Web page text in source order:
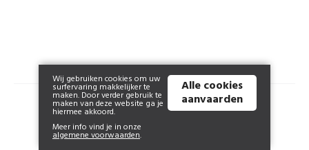
© 2026 www.arnel.be | Powered byTilroy.
Wij gebruiken cookies om uw
surfervaring makkelijker te
maken. Door verder gebruik te
maken van deze website ga je
hiermee akkoord.
Meer info vind je in onze
algemene voorwaarden.
Alle cookies
aanvaarden